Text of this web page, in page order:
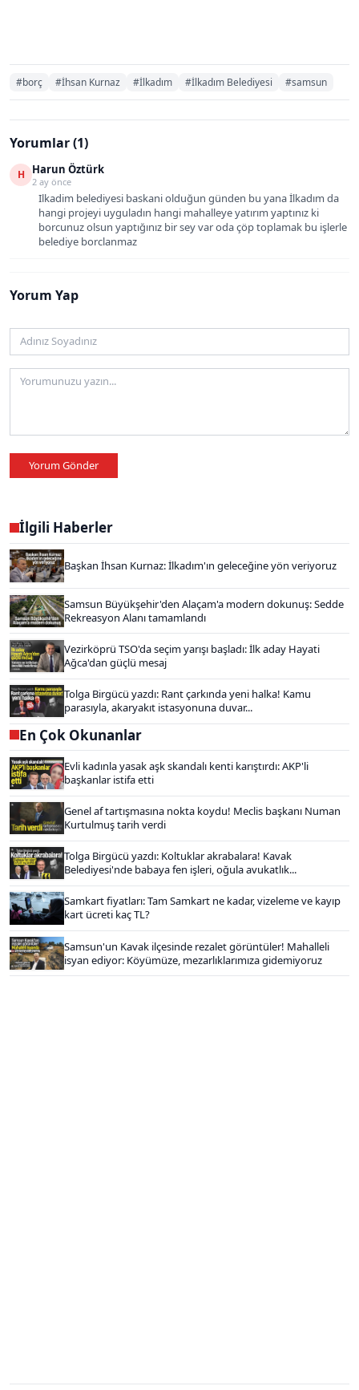
#borç #İhsan Kurnaz #İlkadım #İlkadım Belediyesi #samsun
Yorumlar (1)
H Harun Öztürk
2 ay önce
Ilkadim belediyesi baskani olduğun günden bu yana İlkadım da
hangi projeyi uyguladın hangi mahalleye yatırım yaptınız ki
borcunuz olsun yaptığınız bir sey var oda çöp toplamak bu işlerle
belediye borclanmaz
Yorum Yap
Yorum Gönder
İlgili Haberler
Başkan İhsan Kurnaz: İlkadım'ın geleceğine yön veriyoruz
Samsun Büyükşehir'den Alaçam'a modern dokunuş: Sedde
Rekreasyon Alanı tamamlandı
Vezirköprü TSO'da seçim yarışı başladı: İlk aday Hayati
Ağca'dan güçlü mesaj
Tolga Birgücü yazdı: Rant çarkında yeni halka! Kamu
parasıyla, akaryakıt istasyonuna duvar...
En Çok Okunanlar
Evli kadınla yasak aşk skandalı kenti karıştırdı: AKP'li
başkanlar istifa etti
Genel af tartışmasına nokta koydu! Meclis başkanı Numan
Kurtulmuş tarih verdi
Tolga Birgücü yazdı: Koltuklar akrabalara! Kavak
Belediyesi'nde babaya fen işleri, oğula avukatlık...
Samkart fiyatları: Tam Samkart ne kadar, vizeleme ve kayıp
kart ücreti kaç TL?
Samsun'un Kavak ilçesinde rezalet görüntüler! Mahalleli
isyan ediyor: Köyümüze, mezarlıklarımıza gidemiyoruz